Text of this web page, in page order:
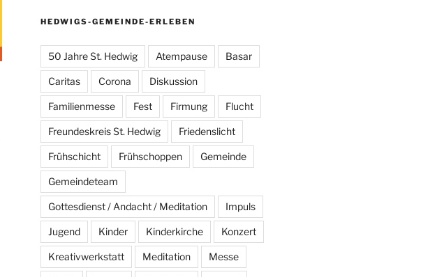
HEDWIGS-GEMEINDE-ERLEBEN
50 Jahre St. Hedwig Atempause Basar
Caritas Corona Diskussion
Familienmesse Fest Firmung Flucht
Freundeskreis St. Hedwig Friedenslicht
Frühschicht Frühschoppen Gemeinde
Gemeindeteam
Gottesdienst / Andacht / Meditation Impuls
Jugend Kinder Kinderkirche Konzert
Kreativwerkstatt Meditation Messe